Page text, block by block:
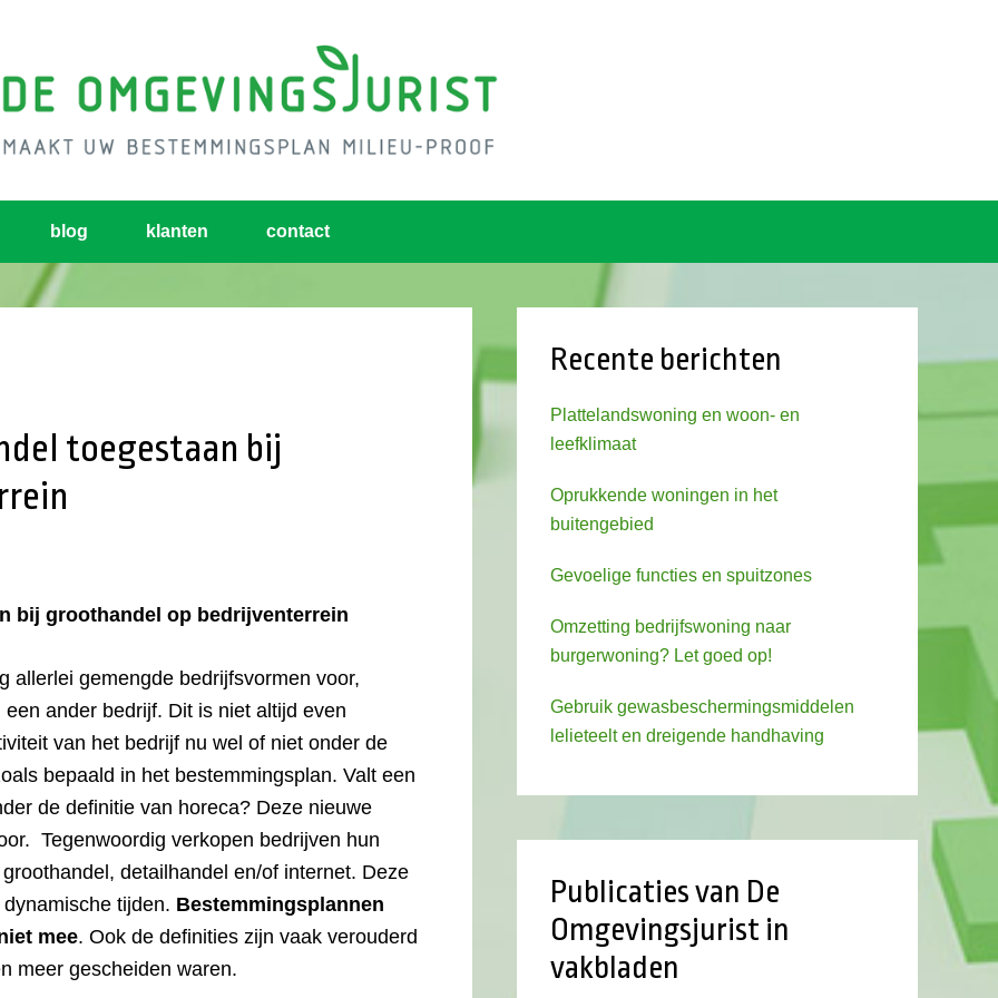
blog klanten contact
toegestaan bij
bij groothandel op bedrijventerrein
allerlei gemengde bedrijfsvormen voor,
ander bedrijf. Dit is niet altijd even
van het bedrijf nu wel of niet onder de
bepaald in het bestemmingsplan. Valt een
de definitie van horeca? Deze nieuwe
Tegenwoordig verkopen bedrijven hun
detailhandel en/of internet. Deze
tijden. Bestemmingsplannen
mee. Ook de definities zijn vaak verouderd
meer gescheiden waren.
Recente berichten
Plattelandswoning en woon- en
leefklimaat
Oprukkende woningen in het
buitengebied
Gevoelige functies en spuitzones
Omzetting bedrijfswoning naar
burgerwoning? Let goed op!
Gebruik gewasbeschermingsmiddelen
lelieteelt en dreigende handhaving
Publicaties van De
Omgevingsjurist in
vakbladen